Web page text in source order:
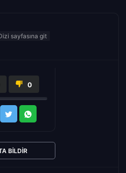
0
BILDIR